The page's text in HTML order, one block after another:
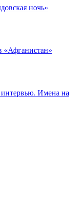
ночь»
Имена на